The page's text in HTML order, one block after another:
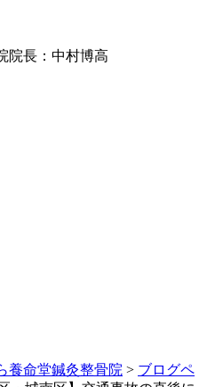
院長：中村博高
養命堂鍼灸整骨院 > ブログペ